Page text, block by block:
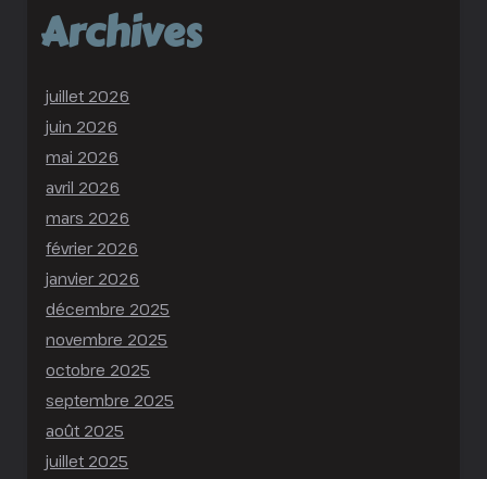
Archives
juillet 2026
juin 2026
mai 2026
avril 2026
mars 2026
février 2026
janvier 2026
décembre 2025
novembre 2025
octobre 2025
septembre 2025
août 2025
juillet 2025